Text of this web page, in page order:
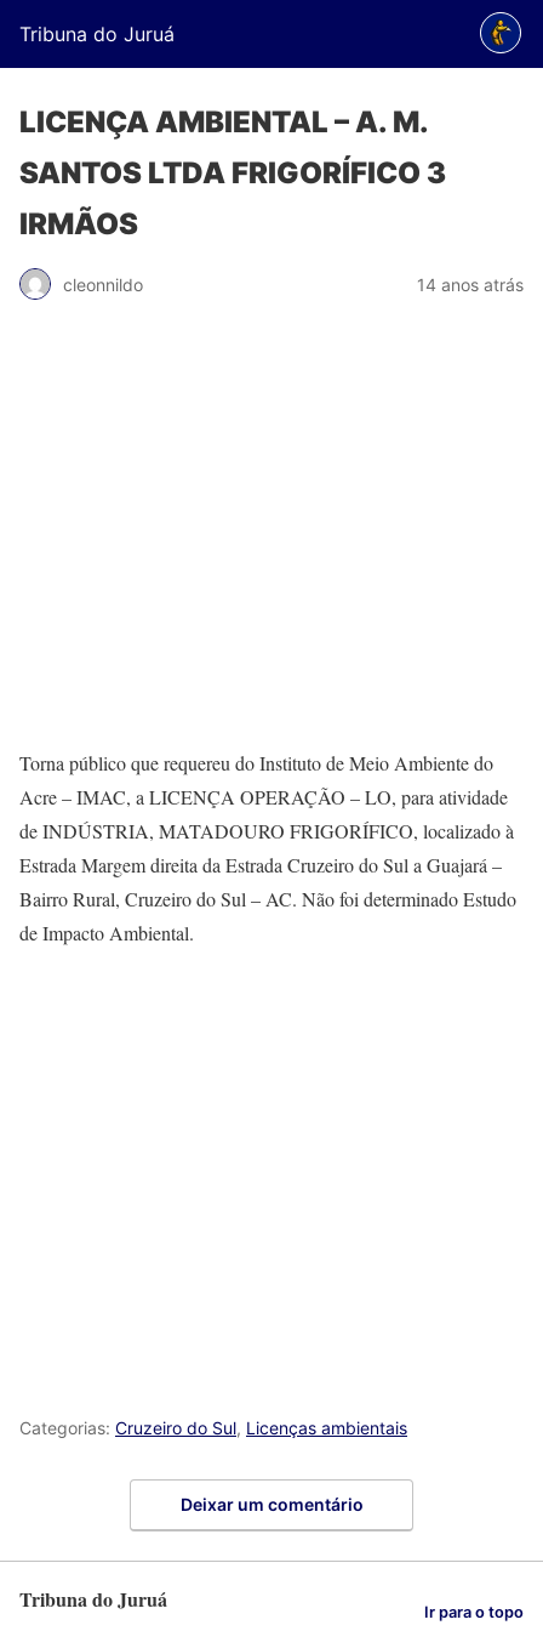
Tribuna do Juruá
LICENÇA AMBIENTAL – A. M.
SANTOS LTDA FRIGORÍFICO 3
IRMÃOS
cleonnildo 14 anos atrás
Torna público que requereu do Instituto de Meio Ambiente do
Acre – IMAC, a LICENÇA OPERAÇÃO – LO, para atividade
de INDÚSTRIA, MATADOURO FRIGORÍFICO, localizado à
Estrada Margem direita da Estrada Cruzeiro do Sul a Guajará –
Bairro Rural, Cruzeiro do Sul – AC. Não foi determinado Estudo
de Impacto Ambiental.
Categorias: Cruzeiro do Sul, Licenças ambientais
Deixar um comentário
Tribuna do Juruá Ir para o topo